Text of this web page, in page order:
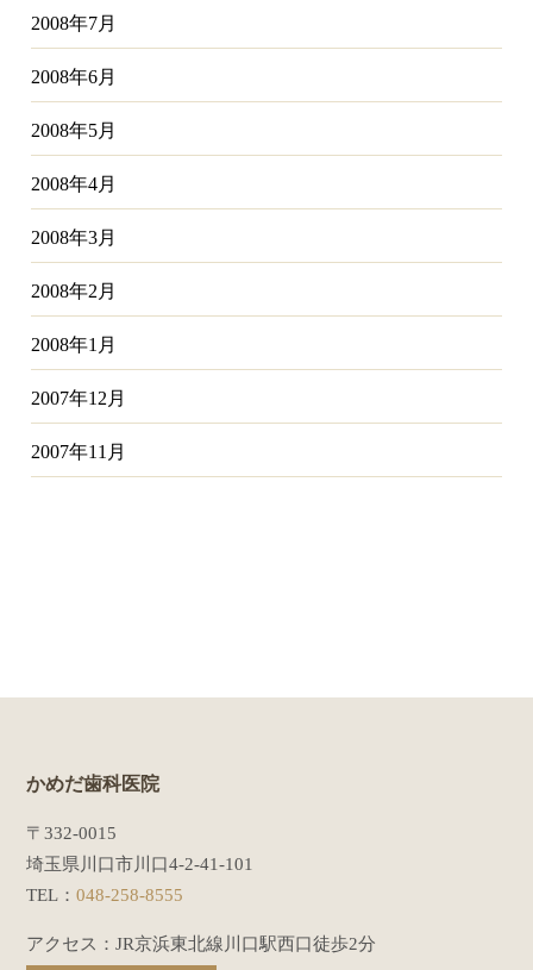
2008年7月
2008年6月
2008年5月
2008年4月
2008年3月
2008年2月
2008年1月
2007年12月
2007年11月
かめだ歯科医院
〒332-0015
埼玉県川口市川口4-2-41-101
TEL：048-258-8555
アクセス：JR京浜東北線川口駅西口徒歩2分